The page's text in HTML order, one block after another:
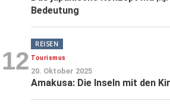
Bedeutung
12
REISEN
Tourismus
20. Oktober 2025
Amakusa: Die Inseln mit den